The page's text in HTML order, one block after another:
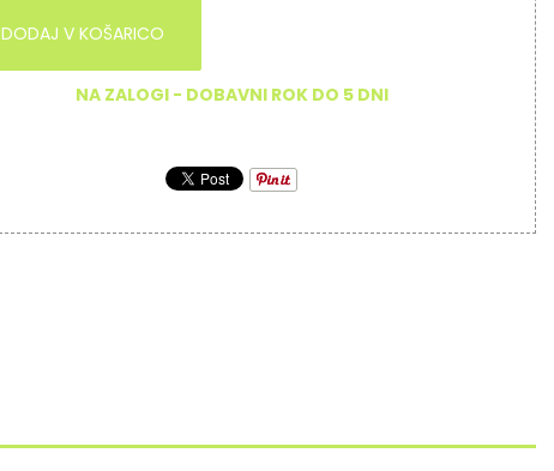
DODAJ V KOŠARICO
NA ZALOGI - DOBAVNI ROK DO 5 DNI